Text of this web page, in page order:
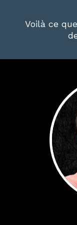
Voilà ce